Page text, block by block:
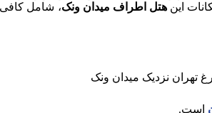
این هتل اطراف میدان ونک، شامل
است.